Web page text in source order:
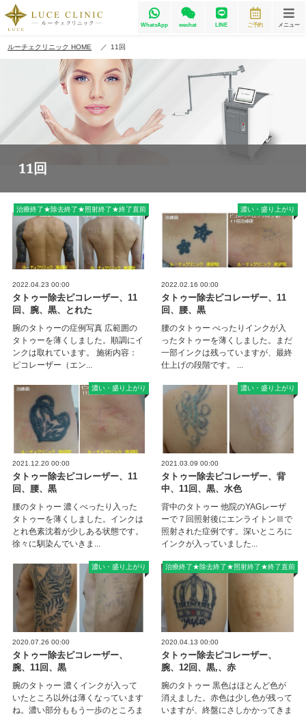
メニュー
ご予約
LINE
wechat
WhatsApp
ルーチェクリニック HOME 11回
11回
治療終了★除去終了★照射終了★終了直前
2022.04.23 00:00
タトゥー除去ピコレーザー、11
回、腕、黒、とれた
腕のタトゥーの症例写真 広範囲の
タトゥーを薄くしました。順調にイ
ンクは取れています。 施術内容：
ピコレーザー（エン...
濃い・盛り上がり
2022.02.16 00:00
タトゥー除去ピコレーザー、11
回、腰、黒
腰のタトゥー べったりインクが入
ったタトゥーを薄くしました。まだ
一部インクは残っていますが、最終
仕上げの段階です。 ...
濃い・盛り上がり
2021.12.20 00:00
タトゥー除去ピコレーザー、11
回、腰、黒
腰のタトゥー 濃くべったり入った
タトゥーを薄くしました。インクは
とれ色素沈着が少しある状態です。
徐々に馴染んでいきま...
濃い・盛り上がり
2021.03.09 00:00
タトゥー除去ピコレーザー、背
中、11回、黒、水色
背中のタトゥー 他院のYAGレーザ
ーで７回照射後にエンライトンⅢで
照射された症例です。深いところに
インクが入っていました...
濃い・盛り上がり
2020.07.26 00:00
タトゥー除去ピコレーザー、
腕、11回、黒
腕のタトゥー 濃くインクが入って
いたところ以外は薄くなっています
ね。濃い部分ももう一歩のところま
治療終了★除去終了★照射終了★終了直前
2020.04.13 00:00
タトゥー除去ピコレーザー、
腕、12回、黒,、赤
腕のタトゥー 黒色はほとんど色が
消えました。赤色は少し色が残って
いますが、終盤にさしかかってきま